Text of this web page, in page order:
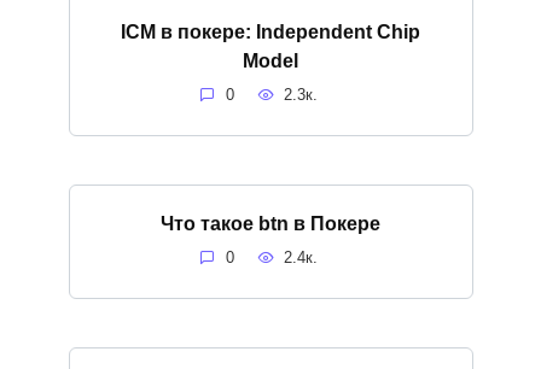
ICM в покере: Independent Chip
Model
0 2.3к.
Что такое btn в Покере
0 2.4к.